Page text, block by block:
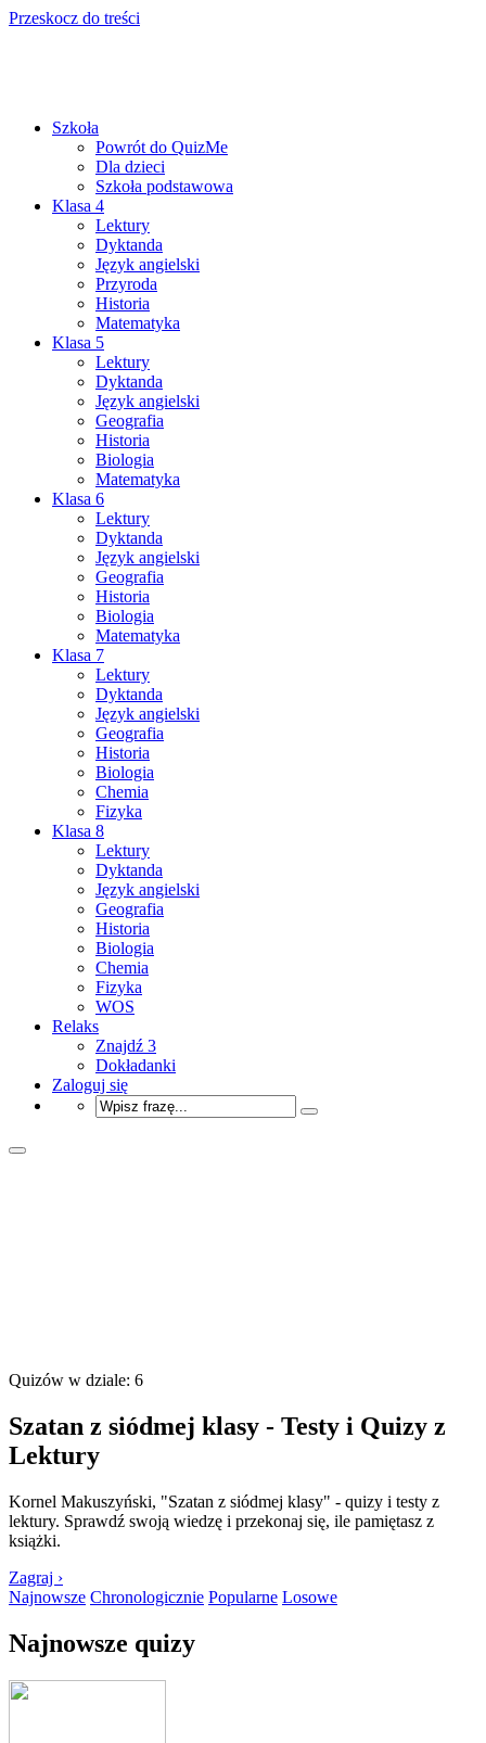
Przeskocz do treści
Szkoła
Powrót do QuizMe
Dla dzieci
Szkoła podstawowa
Klasa 4
Lektury
Dyktanda
Język angielski
Przyroda
Historia
Matematyka
Klasa 5
Lektury
Dyktanda
Język angielski
Geografia
Historia
Biologia
Matematyka
Klasa 6
Lektury
Dyktanda
Język angielski
Geografia
Historia
Biologia
Matematyka
Klasa 7
Lektury
Dyktanda
Język angielski
Geografia
Historia
Biologia
Chemia
Fizyka
Klasa 8
Lektury
Dyktanda
Język angielski
Geografia
Historia
Biologia
Chemia
Fizyka
WOS
Relaks
Znajdź 3
Dokładanki
Zaloguj się
Quizów w dziale: 6
Szatan z siódmej klasy - Testy i Quizy z
Lektury
Kornel Makuszyński, "Szatan z siódmej klasy" - quizy i testy z
lektury. Sprawdź swoją wiedzę i przekonaj się, ile pamiętasz z
książki.
Zagraj ›
Najnowsze Chronologicznie Popularne Losowe
Najnowsze quizy